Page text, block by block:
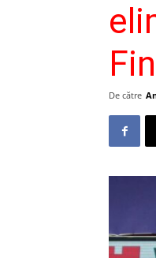
De către